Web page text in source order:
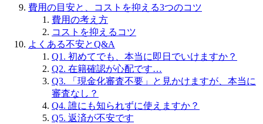
費用の目安と、コストを抑える3つのコツ
費用の考え方
コストを抑えるコツ
よくある不安とQ&A
Q1. 初めてでも、本当に即日でいけますか？
Q2. 在籍確認が心配です…
Q3. 「現金化審査不要」と見かけますが、本当に
審査なし？
Q4. 誰にも知られずに使えますか？
Q5. 返済が不安です